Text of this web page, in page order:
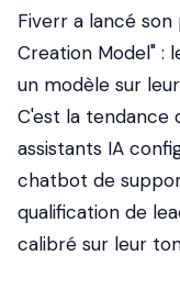
Fiverr a lancé
Creation Model" :
un modèle sur
C'est la tendance
assistants IA
chatbot de
qualification de
calibré sur leur